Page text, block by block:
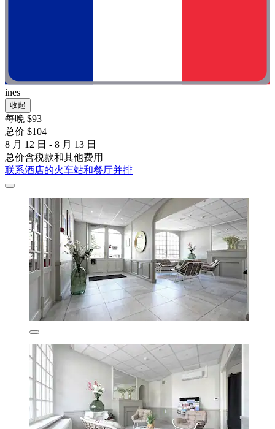
ines
收起
每晚 $93
总价 $104
8 月 12 日 - 8 月 13 日
总价含税款和其他费用
联系酒店的火车站和餐厅并排